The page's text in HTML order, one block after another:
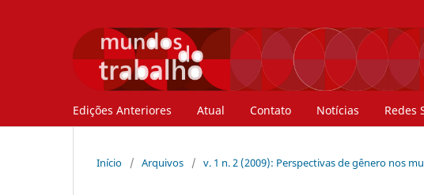
Edições Anteriores Atual Contato Notícias Redes
Início / Arquivos / v. 1 n. 2 (2009): Perspectivas de gênero nos